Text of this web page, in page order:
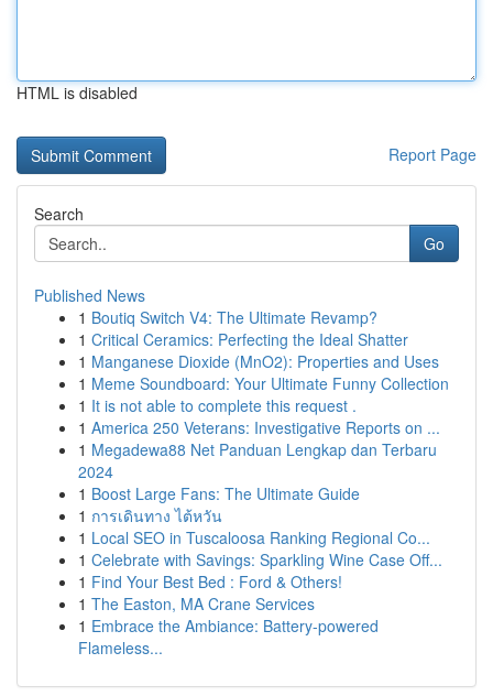
HTML is disabled
Report Page
Search
Go
Published News
1 Boutiq Switch V4: The Ultimate Revamp?
1 Critical Ceramics: Perfecting the Ideal Shatter
1 Manganese Dioxide (MnO2): Properties and Uses
1 Meme Soundboard: Your Ultimate Funny Collection
1 It is not able to complete this request .
1 America 250 Veterans: Investigative Reports on ...
1 Megadewa88 Net Panduan Lengkap dan Terbaru
2024
1 Boost Large Fans: The Ultimate Guide
1 การเดินทาง ไต้หวัน
1 Local SEO in Tuscaloosa Ranking Regional Co...
1 Celebrate with Savings: Sparkling Wine Case Off...
1 Find Your Best Bed : Ford & Others!
1 The Easton, MA Crane Services
1 Embrace the Ambiance: Battery-powered
Flameless...